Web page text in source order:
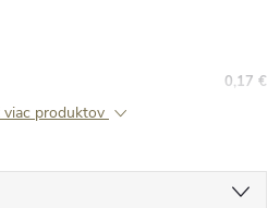
0,17 €
viac produktov